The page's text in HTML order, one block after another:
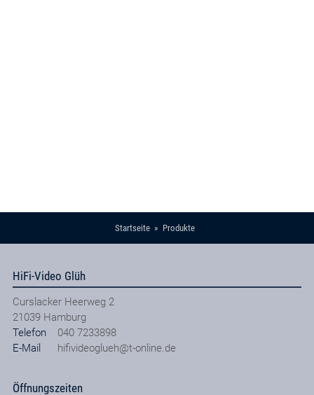
Startseite Produkte
HiFi-Video Glüh
Curslacker Heerweg 2
21039 Hamburg
Telefon
040 7233898
E-Mail
hifivideoglueh@t-online.de
Öffnungszeiten